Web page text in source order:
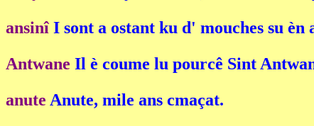
ansinî I sont a ostant ku d' mouches su èn
Antwane Il è coume lu pourcê Sint
anute Anute, mile ans cmaçat.